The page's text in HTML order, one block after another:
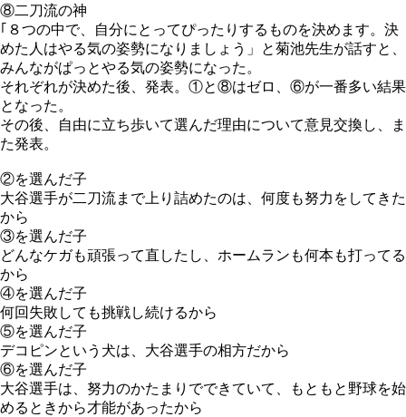
⑧二刀流の神
｢８つの中で、自分にとってぴったりするものを決めます。決
めた人はやる気の姿勢になりましょう」と菊池先生が話すと、
みんながぱっとやる気の姿勢になった。
それぞれが決めた後、発表。①と⑧はゼロ、⑥が一番多い結果
となった。
その後、自由に立ち歩いて選んだ理由について意見交換し、ま
た発表。
②を選んだ子
大谷選手が二刀流まで上り詰めたのは、何度も努力をしてきた
から
③を選んだ子
どんなケガも頑張って直したし、ホームランも何本も打ってる
から
④を選んだ子
何回失敗しても挑戦し続けるから
⑤を選んだ子
デコピンという犬は、大谷選手の相方だから
⑥を選んだ子
大谷選手は、努力のかたまりでできていて、もともと野球を始
めるときから才能があったから